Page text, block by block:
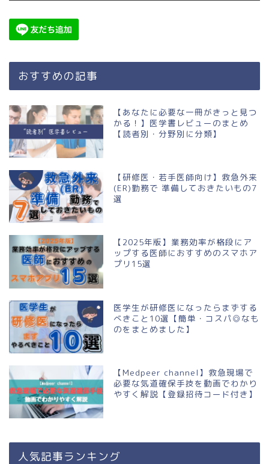
おすすめの記事
【あなたに必要な一冊がきっと見つ
かる！】医学書レビューのまとめ
【読者別・分野別に分類】
【研修医・若手医師向け】救急外来
(ER)勤務で 準備しておきたいもの7
選
【2025年版】業務効率が格段にア
ップする医師におすすめのスマホア
プリ15選
医学生が研修医になったらまずする
べきこと10選【簡単・コスパ◎なも
のをまとめました】
【Medpeer channel】救急現場で
必要な気道確保手技を動画でわかり
やすく解説【登録招待コード付き】
人気記事ランキング